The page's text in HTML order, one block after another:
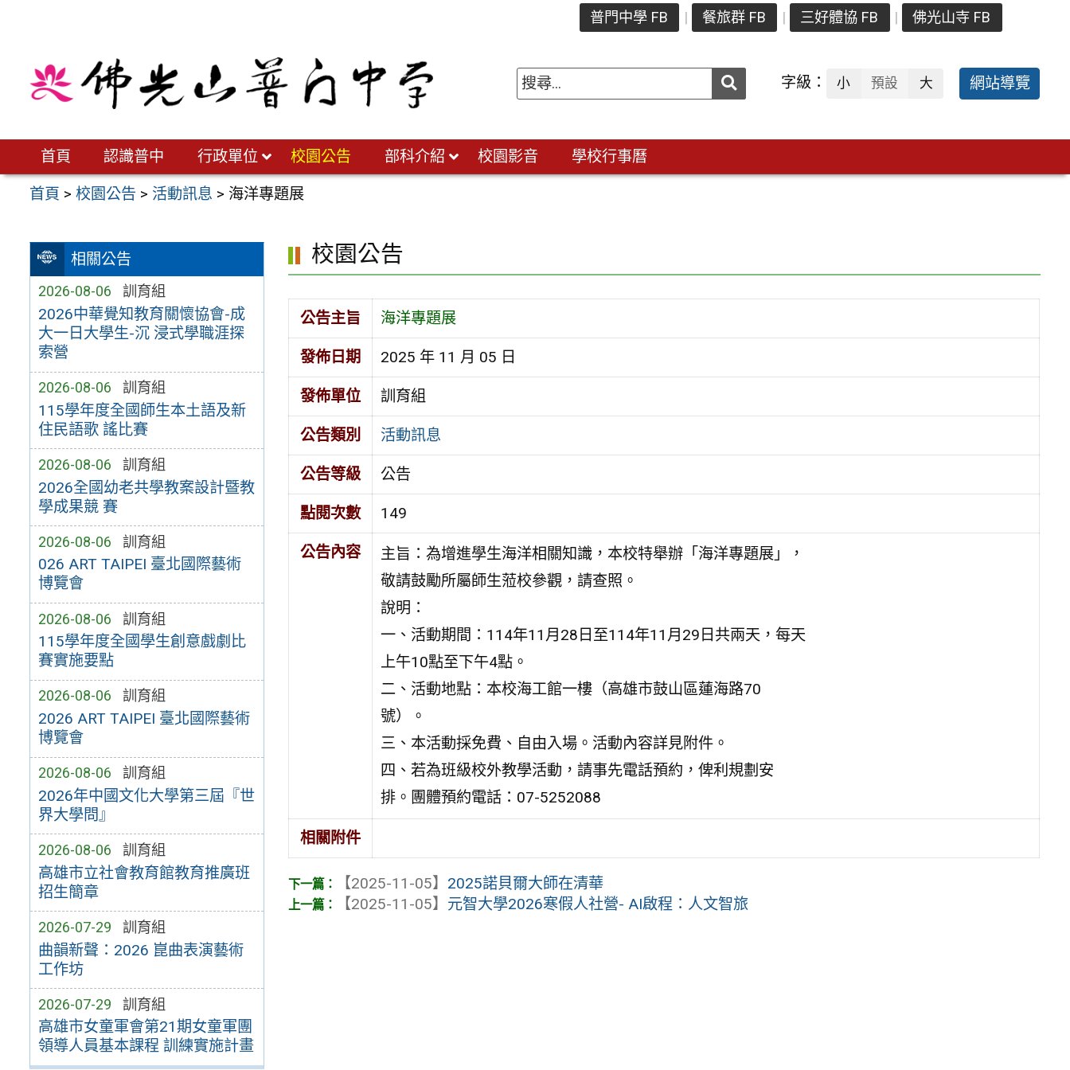
普門中學 FB 餐旅群 FB 三好體協 FB 佛光山寺 FB
送出 字級： 小 預設 大 網站導覽
首頁 認識普中 行政單位 校園公告 部科介紹 校園影音 學校行事曆
首頁 >校園公告 > 活動訊息 > 海洋專題展
相關公告
2026-08-06 訓育組
2026中華覺知教育關懷協會-成
大一日大學生-沉 浸式學職涯探
索營
2026-08-06 訓育組
115學年度全國師生本土語及新
住民語歌 謠比賽
2026-08-06 訓育組
2026全國幼老共學教案設計暨教
學成果競 賽
2026-08-06 訓育組
026 ART TAIPEI 臺北國際藝術
博覽會
2026-08-06 訓育組
115學年度全國學生創意戲劇比
賽實施要點
2026-08-06 訓育組
2026 ART TAIPEI 臺北國際藝術
博覽會
2026-08-06 訓育組
2026年中國文化大學第三屆『世
界大學問』
2026-08-06 訓育組
高雄市立社會教育館教育推廣班
招生簡章
2026-07-29 訓育組
曲韻新聲：2026 崑曲表演藝術
工作坊
2026-07-29 訓育組
高雄市女童軍會第21期女童軍團
領導人員基本課程 訓練實施計畫
校園公告
公告主旨 海洋專題展
發佈日期 2025 年 11 月 05 日
發佈單位 訓育組
公告類別 活動訊息
公告等級 公告
點閱次數 149
公告內容
主旨：為增進學生海洋相關知識，本校特舉辦「海洋專題展」，
敬請鼓勵所屬師生蒞校參觀，請查照。
說明：
一、活動期間：114年11月28日至114年11月29日共兩天，每天
上午10點至下午4點。
二、活動地點：本校海工館一樓（高雄市鼓山區蓮海路70
號）。
三、本活動採免費、自由入場。活動內容詳見附件。
四、若為班級校外教學活動，請事先電話預約，俾利規劃安
排。團體預約電話：07-5252088
相關附件
【2025-11-05】 2025諾貝爾大師在清華
【2025-11-05】 元智大學2026寒假人社營- AI啟程：人文智旅